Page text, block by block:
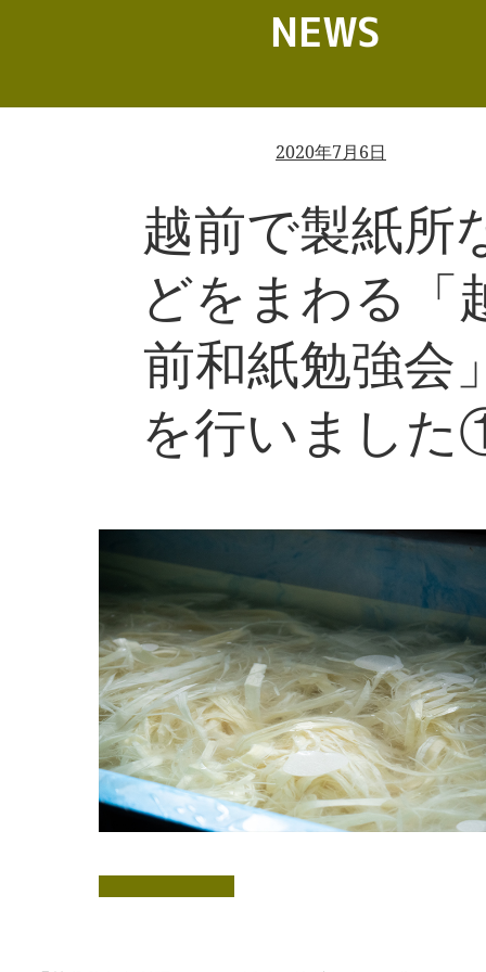
NEWS
2020年7月6日
越前で製紙所
どをまわる「
前和紙勉強会
を行いまし